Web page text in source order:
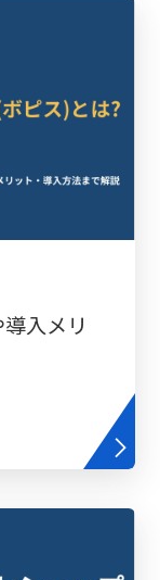
入メリ